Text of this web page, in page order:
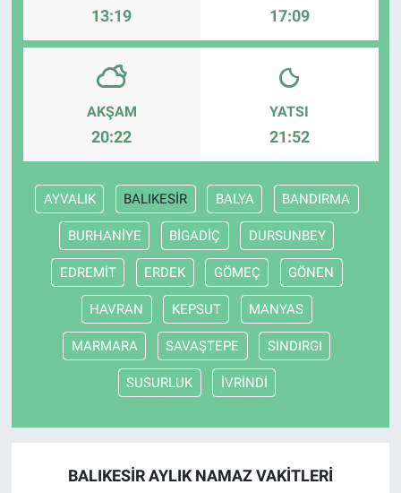
13:19 17:09
AKŞAM
20:22
YATSI
21:52
AYVALIK BALIKESİR BALYA BANDIRMA
BURHANİYE BİGADİÇ DURSUNBEY
EDREMİT ERDEK GÖMEÇ GÖNEN
HAVRAN KEPSUT MANYAS
MARMARA SAVAŞTEPE SINDIRGI
SUSURLUK İVRİNDİ
BALIKESİR AYLIK NAMAZ VAKITLERI